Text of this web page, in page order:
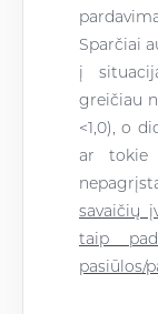
Sparčiai
į
greičiau
<1,0) , o
ar tokie
savaičių
taip
pasiūlos/